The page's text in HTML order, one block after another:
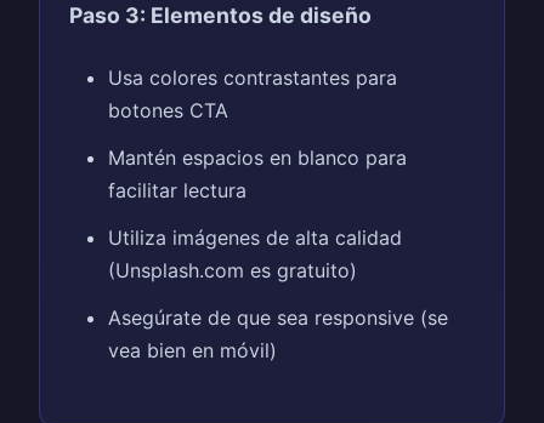
Paso 3: Elementos de diseño
Usa colores contrastantes para
botones CTA
Mantén espacios en blanco para
facilitar lectura
Utiliza imágenes de alta calidad
(Unsplash.com es gratuito)
Asegúrate de que sea responsive (se
vea bien en móvil)